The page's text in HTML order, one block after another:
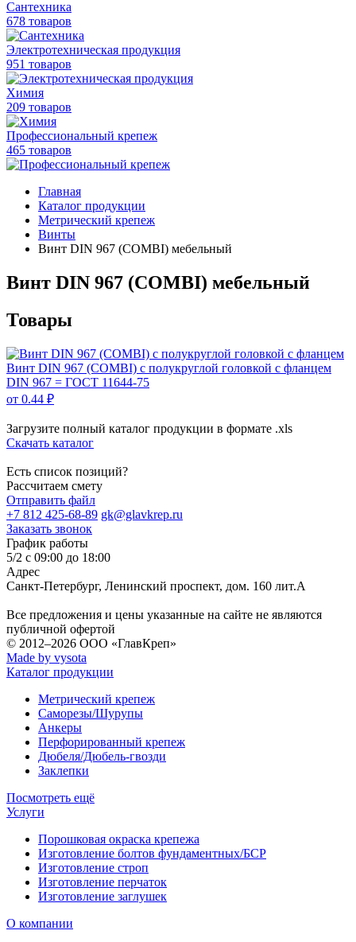
Сантехника
678 товаров
Электротехническая продукция
951 товаров
Химия
209 товаров
Профессиональный крепеж
465 товаров
Главная
Каталог продукции
Метрический крепеж
Винты
Винт DIN 967 (COMBI) мебельный
Винт DIN 967 (COMBI) мебельный
Товары
Винт DIN 967 (COMBI) с полукруглой головкой с фланцем
DIN 967 = ГОСТ 11644-75
от 0.44 ₽
Загрузите полный каталог продукции в формате .xls
Скачать каталог
Есть список позиций?
Рассчитаем смету
Отправить файл
+7 812 425-68-89 gk@glavkrep.ru
Заказать звонок
График работы
5/2 с 09:00 до 18:00
Адрес
Санкт-Петербург, Ленинский проспект, дом. 160 лит.А
Все предложения и цены указанные на сайте не являются
публичной офертой
© 2012–2026 ООО «ГлавКреп»
Made by vysota
Каталог продукции
Метрический крепеж
Саморезы/Шурупы
Анкеры
Перфорированный крепеж
Дюбеля/Дюбель-гвозди
Заклепки
Посмотреть ещё
Услуги
Порошковая окраска крепежа
Изготовление болтов фундаментных/БСР
Изготовление строп
Изготовление перчаток
Изготовление заглушек
О компании